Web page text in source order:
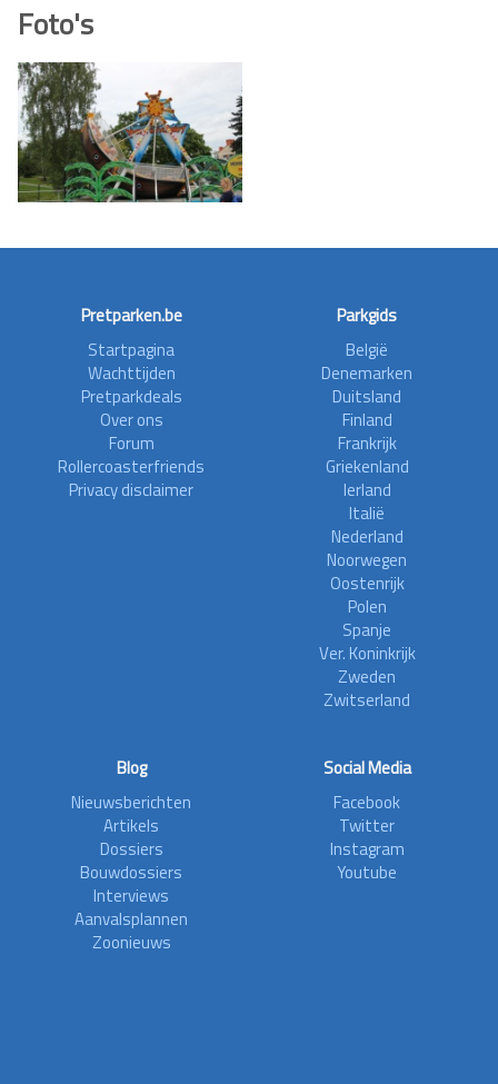
Foto's
Pretparken.be
Startpagina
Wachttijden
Pretparkdeals
Over ons
Forum
Rollercoasterfriends
Privacy disclaimer
Parkgids
België
Denemarken
Duitsland
Finland
Frankrijk
Griekenland
Ierland
Italië
Nederland
Noorwegen
Oostenrijk
Polen
Spanje
Ver. Koninkrijk
Zweden
Zwitserland
Blog
Nieuwsberichten
Artikels
Dossiers
Bouwdossiers
Interviews
Aanvalsplannen
Zoonieuws
Social Media
Facebook
Twitter
Instagram
Youtube